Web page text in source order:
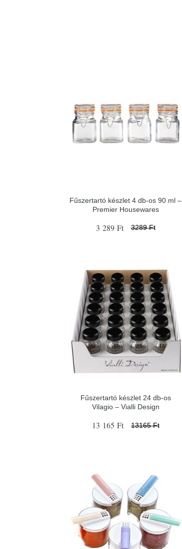
Fűszertartó készlet 4 db-os 90 ml –
Premier Housewares
3 289 Ft 3289 Ft
Fűszertartó készlet 24 db-os
Vilagio – Vialli Design
13 165 Ft 13165 Ft